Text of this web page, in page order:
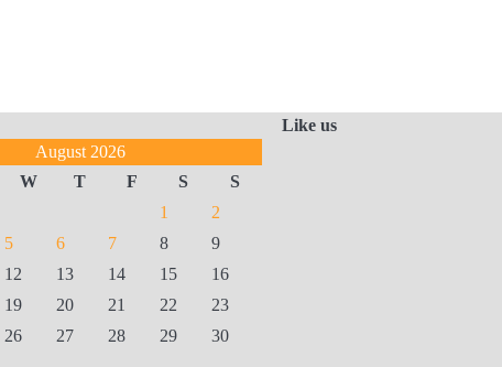
August 2026
W T F S
S
1
2
5 6 7 8
9
12 13 14 15
16
19 20 21 22
23
26 27 28 29
30
Like us